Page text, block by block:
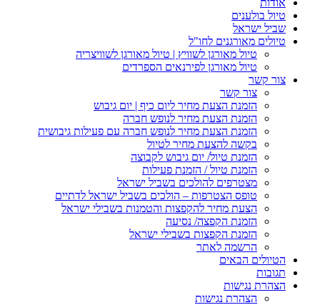
אודות
טיול בולענים
שביל ישראל
טיולים מאורגנים לחו"ל
טיול מאורגן לשוויץ | טיול מאורגן לשוויצריה
טיול מאורגן לפירנאים הספרדים
צור קשר
צור קשר
הזמנת הצעת מחיר ליום כיף | יום גיבוש
הזמנת הצעת מחיר לנופש חברה
הזמנת הצעת מחיר לנופש חברה עם פעילות גיבושית
בקשה להצעת מחיר לטיול
הזמנת טיול/ יום גיבוש לקבוצה
הזמנת טיול / הזמנת פעילות
מצטרפים להולכים בשביל ישראל
טופס הצטרפות – הולכים בשביל ישראל לדתיים
הצעת מחיר להקפצות והטמנות בשבילי ישראל
הזמנת הקפצה/ נסיעה
הזמנת הקפצות בשבילי ישראל
הרשמה לאתר
הטיולים הבאים
תגובות
הצהרת נגישות
הצהרת נגישות